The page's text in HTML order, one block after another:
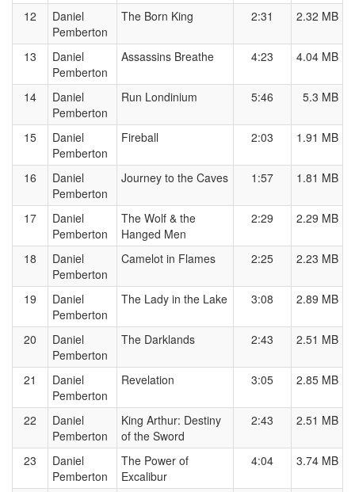
12
Daniel
Pemberton
The Born King 2:31 2.32 MB
13
Daniel
Pemberton
Assassins Breathe 4:23 4.04 MB
14
Daniel
Pemberton
Run Londinium 5:46 5.3 MB
15
Daniel
Pemberton
Fireball 2:03 1.91 MB
16
Daniel
Pemberton
Journey to the Caves 1:57 1.81 MB
17
Daniel
Pemberton
The Wolf & the
Hanged Men
2:29 2.29 MB
18
Daniel
Pemberton
Camelot in Flames 2:25 2.23 MB
19
Daniel
Pemberton
The Lady in the Lake 3:08 2.89 MB
20
Daniel
Pemberton
The Darklands 2:43 2.51 MB
21
Daniel
Pemberton
Revelation 3:05 2.85 MB
22
Daniel
Pemberton
King Arthur: Destiny
of the Sword
2:43 2.51 MB
23
Daniel
Pemberton
The Power of
Excalibur
4:04 3.74 MB